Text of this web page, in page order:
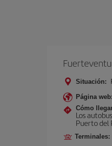
Situación:
Página web:
Cómo
Los
Puerto del
Terminales: